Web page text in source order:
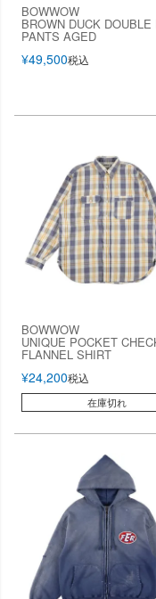
BOWWOW
BROWN DUCK DOUBLE
PANTS AGED
¥49,500税込
BOWWOW
UNIQUE POCKET
FLANNEL SHIRT
¥24,200税込
在庫切れ